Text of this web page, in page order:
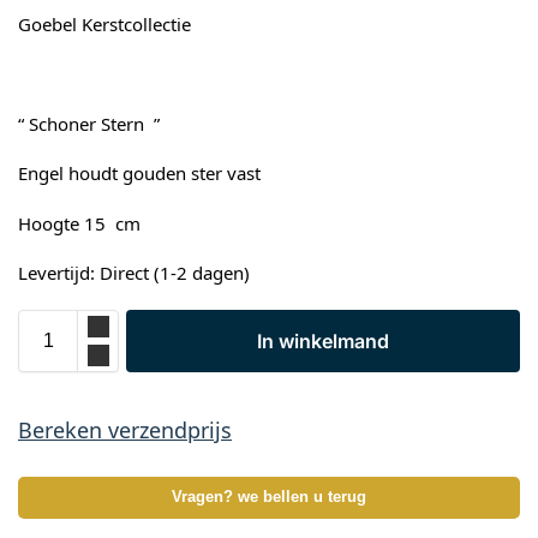
Goebel Kerstcollectie
“ Schoner Stern ”
Engel houdt gouden ster vast
Hoogte 15 cm
Levertijd: Direct (1-2 dagen)
In winkelmand
Bereken verzendprijs
Vragen? we bellen u terug